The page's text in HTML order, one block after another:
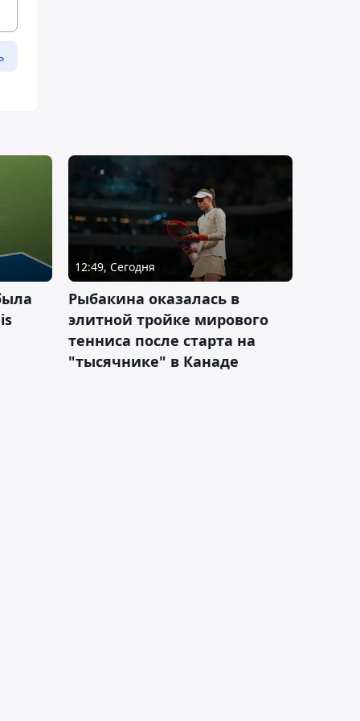
12:49, Сегодня
Рыбакина оказалась в
элитной тройке мирового
тенниса после старта на
"тысячнике" в Канаде